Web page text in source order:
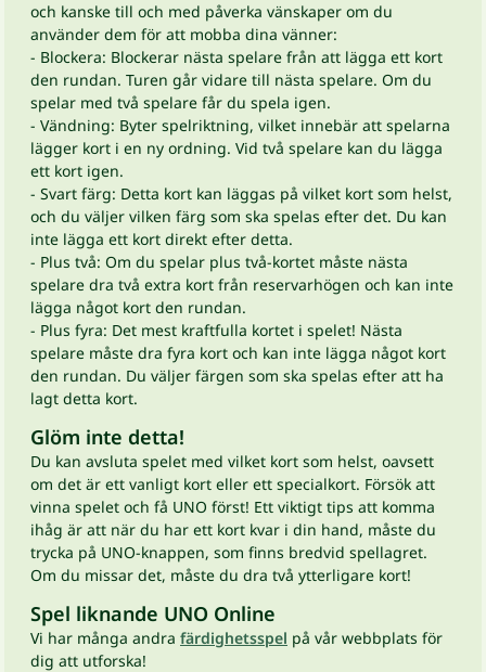
och kanske till och med påverka vänskaper om du
använder dem för att mobba dina vänner:
- Blockera: Blockerar nästa spelare från att lägga ett kort
den rundan. Turen går vidare till nästa spelare. Om du
spelar med två spelare får du spela igen.
- Vändning: Byter spelriktning, vilket innebär att spelarna
lägger kort i en ny ordning. Vid två spelare kan du lägga
ett kort igen.
- Svart färg: Detta kort kan läggas på vilket kort som helst,
och du väljer vilken färg som ska spelas efter det. Du kan
inte lägga ett kort direkt efter detta.
- Plus två: Om du spelar plus två-kortet måste nästa
spelare dra två extra kort från reservarhögen och kan inte
lägga något kort den rundan.
- Plus fyra: Det mest kraftfulla kortet i spelet! Nästa
spelare måste dra fyra kort och kan inte lägga något kort
den rundan. Du väljer färgen som ska spelas efter att ha
lagt detta kort.
Glöm inte detta!
Du kan avsluta spelet med vilket kort som helst, oavsett
om det är ett vanligt kort eller ett specialkort. Försök att
vinna spelet och få UNO först! Ett viktigt tips att komma
ihåg är att när du har ett kort kvar i din hand, måste du
trycka på UNO-knappen, som finns bredvid spellagret.
Om du missar det, måste du dra två ytterligare kort!
Spel liknande UNO Online
Vi har många andra färdighetsspel på vår webbplats för
dig att utforska!